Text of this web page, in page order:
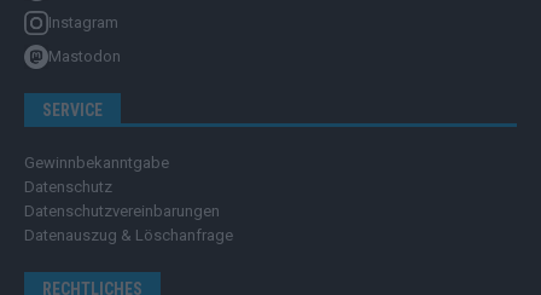
Instagram
Mastodon
SERVICE
Gewinnbekanntgabe
Datenschutz
Datenschutzvereinbarungen
Datenauszug & Löschanfrage
RECHTLICHES